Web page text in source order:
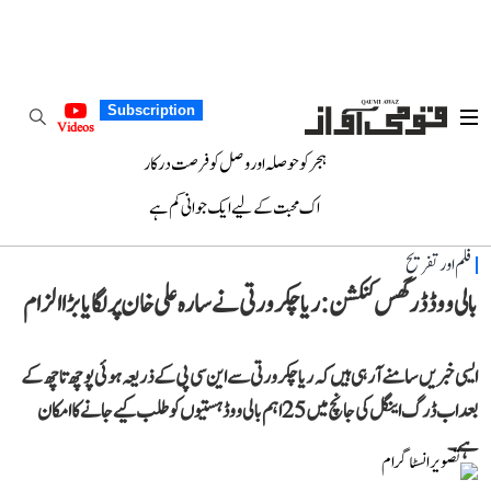
Subscription
Videos
ہجر کو حوصلہ اور وصل کو فرصت درکار
اک محبت کے لیے ایک جوانی کم ہے
فلم اور تفریح
بالی ووڈ ڈرگس کنکشن: ریا چکرورتی نے سارہ علی خان پر لگایا بڑا الزام
ایسی خبریں سامنے آ رہی ہیں کہ ریا چکرورتی سے این سی پی کے ذریعہ ہوئی پوچھ تاچھ کے
بعد اب ڈرگ اینگل کی جانچ میں 25 اہم بالی ووڈ ہستیوں کو طلب کیے جانے کا امکان
ہے۔